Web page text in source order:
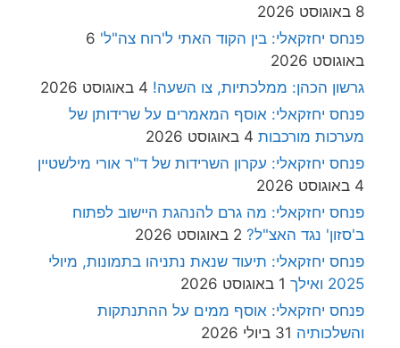
8 באוגוסט 2026
פנחס יחזקאלי: בין הקוד האתי ל'רוח צה"ל' 6
באוגוסט 2026
גרשון הכהן: ממלכתיות, צו השעה! 4 באוגוסט 2026
פנחס יחזקאלי: אוסף המאמרים על שרידותן של
מערכות מורכבות 4 באוגוסט 2026
פנחס יחזקאלי: עקרון השרידות של ד"ר אורי מילשטיין
4 באוגוסט 2026
פנחס יחזקאלי: מה גרם להנהגת היישוב לפתוח
ב'סזון' נגד האצ"ל? 2 באוגוסט 2026
פנחס יחזקאלי: תיעוד שנאת נתניהו בתמונות, מיולי
2025 ואילך
1 באוגוסט 2026
פנחס יחזקאלי: אוסף ממים על ההתנתקות
והשלכותיה 31 ביולי 2026